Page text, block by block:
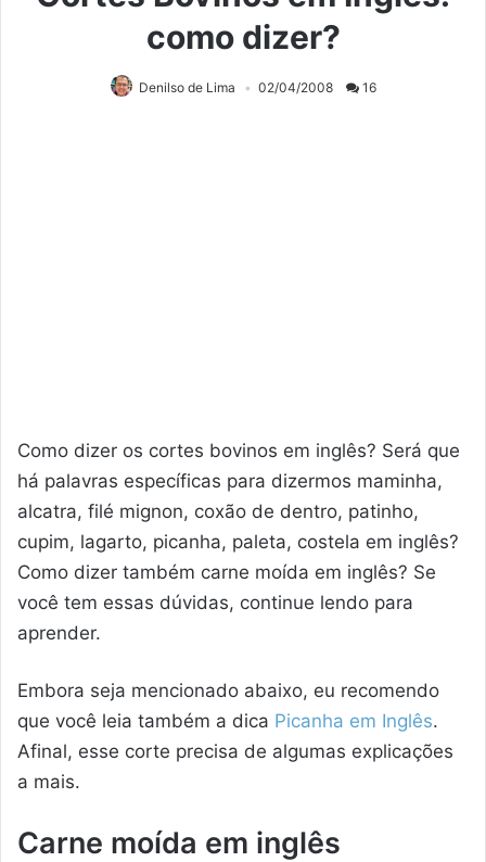
como dizer?
Denilso de Lima 02/04/2008 16
Como dizer os cortes bovinos em inglês? Será que
há palavras específicas para dizermos maminha,
alcatra, filé mignon, coxão de dentro, patinho,
cupim, lagarto, picanha, paleta, costela em inglês?
Como dizer também carne moída em inglês? Se
você tem essas dúvidas, continue lendo para
aprender.
Embora seja mencionado abaixo, eu recomendo
que você leia também a dica Picanha em Inglês.
Afinal, esse corte precisa de algumas explicações
a mais.
Carne moída em inglês